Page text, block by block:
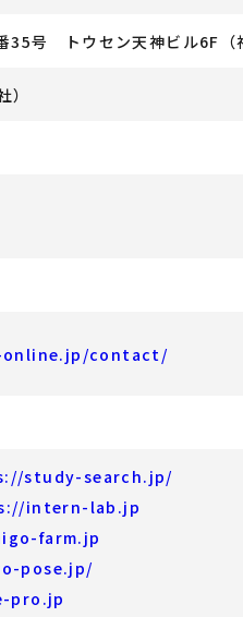
35号 トウセン天神ビル6F（
contact/
study-search.jp/
intern-lab.jp
farm.jp
pose.jp/
pro.jp